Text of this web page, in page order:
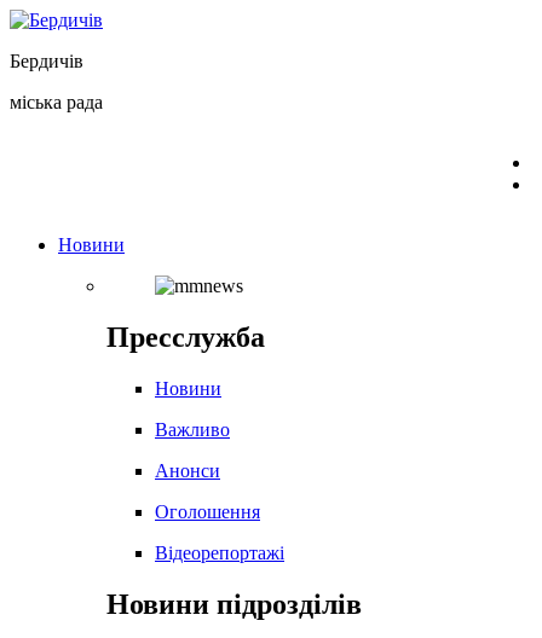
Перейти
вмісту
Бердичів
міська рада
Новини
Пресслужба
Новини
Важливо
Анонси
Оголошення
Відеорепортажі
Новини підрозділів